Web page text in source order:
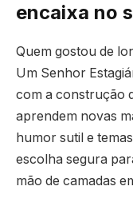
encaixa no
Quem gostou de
Um Senhor
com a construção
aprendem novas
humor sutil e
escolha segura
mão de camadas